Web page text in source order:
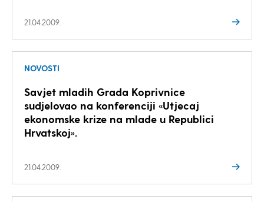
21.04.2009.
NOVOSTI
Savjet mladih Grada Koprivnice
sudjelovao na konferenciji «Utjecaj
ekonomske krize na mlade u Republici
Hrvatskoj».
21.04.2009.